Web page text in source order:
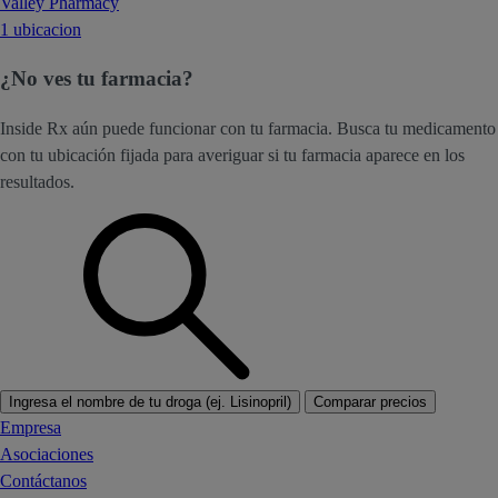
1 ubicacion
¿No ves tu farmacia?
Inside Rx aún puede funcionar con tu farmacia. Busca tu medicamento
con tu ubicación fijada para averiguar si tu farmacia aparece en los
resultados.
Ingresa el nombre de tu droga (ej. Lisinopril) Comparar precios
Empresa
Asociaciones
Contáctanos